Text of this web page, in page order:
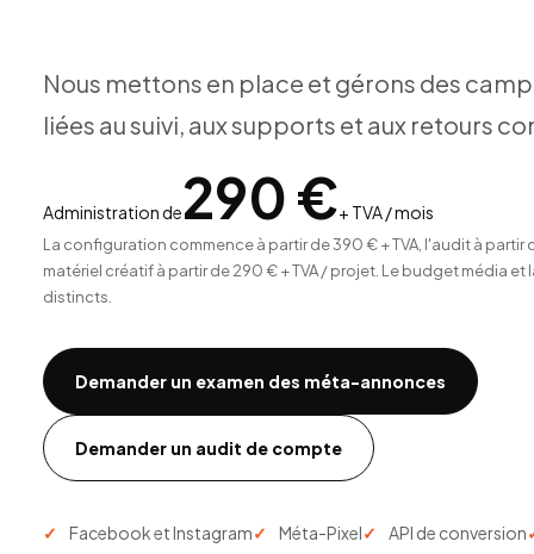
Nous mettons en place et gérons des
liées au suivi, aux supports et aux retours
Administration de290 €+ TVA / mois
La configuration commence à partir de 390 € + TVA, l'audit à partir
matériel créatif à partir de 290 € + TVA / projet. Le budget média
distincts.
Demander un examen des méta-annonces
Demander un audit de compte
Facebook et Instagram Méta-Pixel API de conversion